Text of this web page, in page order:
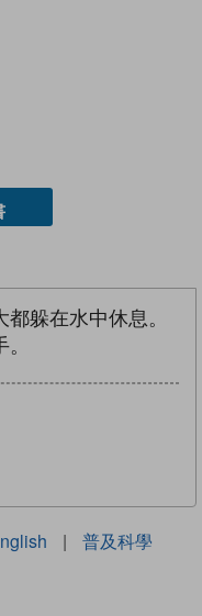
躲在水中休息。
| 普及科學